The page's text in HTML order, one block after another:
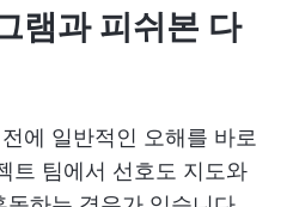
램과 피쉬본 다
에 일반적인 오해를 바로
트 팀에서 선호도 지도와